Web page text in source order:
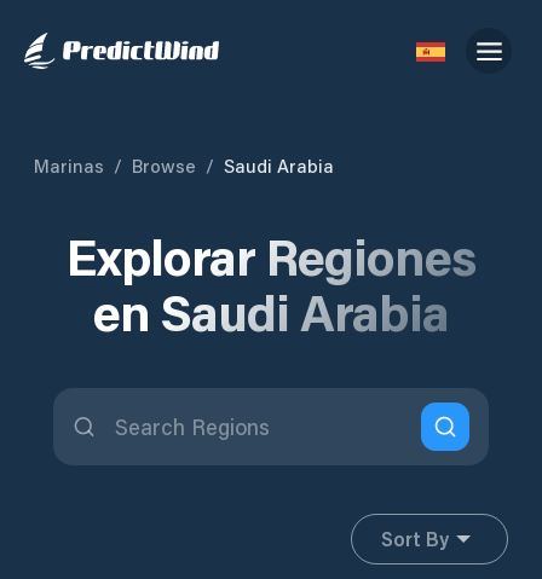
Marinas / Browse / Saudi Arabia
Explorar Regiones
en Saudi Arabia
Sort By